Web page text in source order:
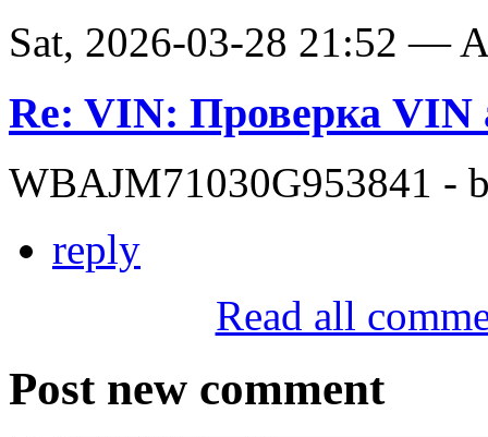
Sat, 2026-03-28 21:52 —
Re: VIN: Проверка VIN
WBAJM71030G953841 -
reply
Read all
Post new comment